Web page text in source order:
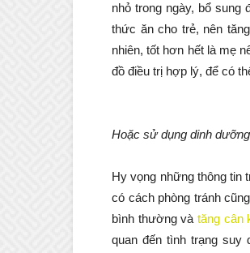
nhỏ trong ngày, bổ sung
thức ăn cho trẻ, nên
nhiên, tốt hơn hết là mẹ
đồ điều trị hợp lý, để có
Hoặc sử dụng dinh
Hy vọng những thông tin
có cách phòng tránh
bình thường và tăng cân
quan đến tình trạng suy